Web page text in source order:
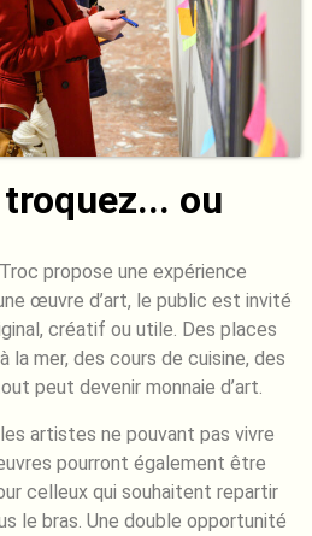
ou
propose une expérience
œuvre d’art, le public est invité
créatif ou utile. Des places
la mer, des cours de cuisine, des
peut devenir monnaie d’art.
artistes ne pouvant pas vivre
pourront également être
celleux qui souhaitent repartir
le bras. Une double opportunité